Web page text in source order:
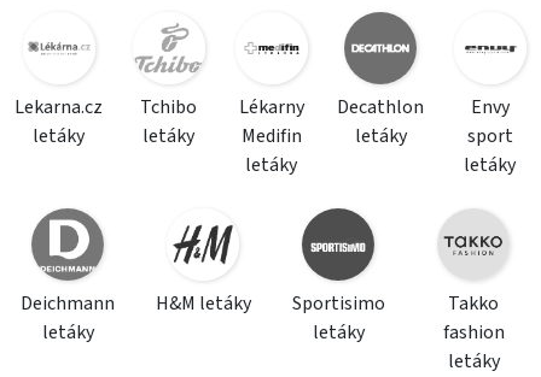
Lekarna.cz
letáky
Tchibo
letáky
Lékarny
Medifin
letáky
Decathlon
letáky
Envy
sport
letáky
Deichmann
letáky
H&M letáky
Sportisimo
letáky
Takko
fashion
letáky